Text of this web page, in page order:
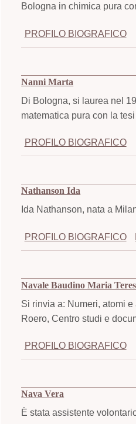
Bologna in chimica pura
PROFILO BIOGRAFICO
Nanni Marta
Di Bologna, si laurea nel
matematica pura con la
PROFILO BIOGRAFICO
Nathanson Ida
Ida Nathanson, nata a
PROFILO BIOGRAFICO
Navale Baudino Maria
Si rinvia a: Numeri, atomi
Roero, Centro studi e
PROFILO BIOGRAFICO
Nava Vera
È stata assistente